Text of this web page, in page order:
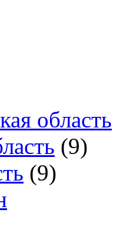
область
(9)
(9)